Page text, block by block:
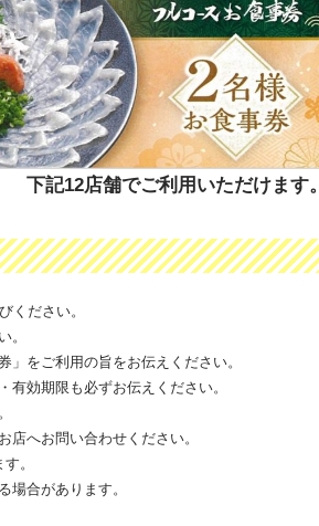
下記12店舗でご利用いただけま
ください。
。
をご利用の旨をお伝えください。
効期限も必ずお伝えください。
へお問い合わせください。
。
合があります。